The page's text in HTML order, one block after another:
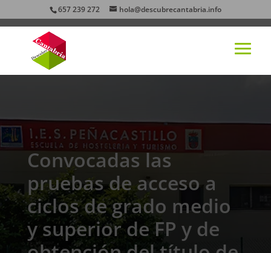
657 239 272 hola@descubrecantabria.info
Convocadas las
pruebas de acceso a
ciclos de grado medio
y superior de FP y de